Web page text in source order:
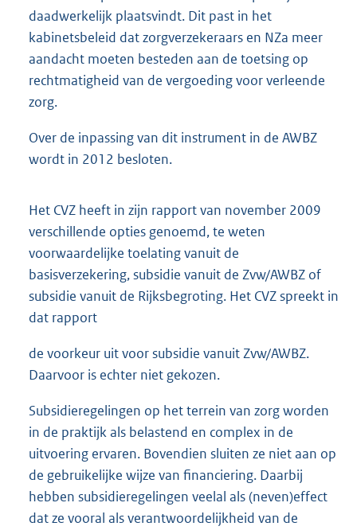
daadwerkelijk plaatsvindt. Dit past in het
kabinetsbeleid dat zorgverzekeraars en NZa meer
aandacht moeten besteden aan de toetsing op
rechtmatigheid van de vergoeding voor verleende
zorg.
Over de inpassing van dit instrument in de AWBZ
wordt in 2012 besloten.
Het CVZ heeft in zijn rapport van november 2009
verschillende opties genoemd, te weten
voorwaardelijke toelating vanuit de
basisverzekering, subsidie vanuit de Zvw/AWBZ of
subsidie vanuit de Rijksbegroting. Het CVZ spreekt in
dat rapport
de voorkeur uit voor subsidie vanuit Zvw/AWBZ.
Daarvoor is echter niet gekozen.
Subsidieregelingen op het terrein van zorg worden
in de praktijk als belastend en complex in de
uitvoering ervaren. Bovendien sluiten ze niet aan op
de gebruikelijke wijze van financiering. Daarbij
hebben subsidieregelingen veelal als (neven)effect
dat ze vooral als verantwoordelijkheid van de